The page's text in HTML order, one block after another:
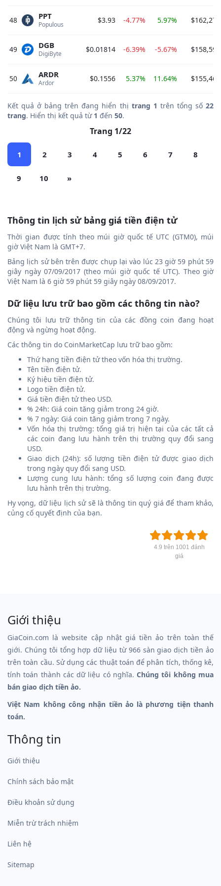
48 Populous
PPT $3.93 -4.77% 5.97%
49 DigiByte
DGB $0.01814 -6.39% -5.67%
50 Ardor
ARDR $0.1556 5.37% 11.64%
Kết quả ở bảng trên đang hiển thị trang 1 trên tổng số22
trang. Hiển thị kết quả từ 1 đến 50.
Trang 1/22
1 2 3 4 5 6 7 8
9 10 »
Thông tin lịch sử bảng giá tiền điện tử
Thời gian được tính theo múi giờ quốc tế UTC (GTM0), múi
giờ Việt Nam là GMT+7.
Bảng lịch sử bên trên được chụp lại vào lúc 23 giờ 59 phút 59
giây ngày 07/09/2017 (theo múi giờ quốc tế UTC). Theo giờ
Việt Nam là 6 giờ 59 phút 59 giây ngày 08/09/2017.
Dữ liệu lưu trữ bao gồm các thông tin nào?
Chúng tôi lưu trữ thông tin của các đồng coin đang hoạt
động và ngừng hoạt động.
Các thông tin do CoinMarketCap lưu trữ bao gồm:
Thứ hạng tiền điện tử theo vốn hóa thị trường.
Tên tiền điện tử.
Ký hiệu tiền điện tử.
Logo tiền điện tử.
Giá tiền điện tử theo USD.
% 24h: Giá coin tăng giảm trong 24 giờ.
% 7 ngày: Giá coin tăng giảm trong 7 ngày.
Vốn hóa thị trường: tổng giá trị hiện tại của các tất cả
các coin đang lưu hành trên thị trường quy đổi sang
USD.
Giao dịch (24h): số lượng tiền điện tử được giao dịch
trong ngày quy đổi sang USD.
Lượng cung lưu hành: tổng số lượng coin đang được
lưu hành trên thị trường.
Hy vọng, dữ liệu lịch sử sẽ là thông tin quý giá để tham khảo,
củng cố quyết định của bạn.
4.9 trên 1001 đánh
giá
Giới thiệu
GiaCoin.com là website cập nhật giá tiền ảo trên toàn thế
giới. Chúng tôi tổng hợp dữ liệu từ 966 sàn giao dịch tiền ảo
trên toàn cầu. Sử dụng các thuật toán để phân tích, thống kê,
tính toán thành các dữ liệu có nghĩa.Chúng tôi không mua
bán giao dịch tiền ảo.
Việt Nam không công nhận tiền ảo là phương tiện thanh
toán.
Thông tin
Giới thiệu
Chính sách bảo mật
Điều khoản sử dụng
Miễn trừ trách nhiệm
Liên hệ
Sitemap